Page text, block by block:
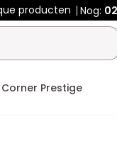
producten Nog:
Corner Prestige